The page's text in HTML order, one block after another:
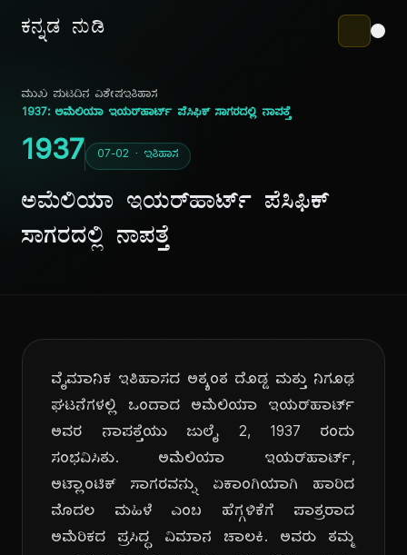
ಕನ್ನಡ ನುಡಿ
ಮುಖ ಪುಟದಿನ ವಿಶೇಷಇತಿಹಾಸ
1937: ಅಮೆಲಿಯಾ ಇಯರ್‌ಹಾರ್ಟ್ ಪೆಸಿಫಿಕ್ ಸಾಗರದಲ್ಲಿ ನಾಪತ್ತೆ
1937 07-02 · ಇತಿಹಾಸ
ಅಮೆಲಿಯಾ ಇಯರ್‌ಹಾರ್ಟ್ ಪೆಸಿಫಿಕ್
ಸಾಗರದಲ್ಲಿ ನಾಪತ್ತೆ
ವೈಮಾನಿಕ ಇತಿಹಾಸದ ಅತ್ಯಂತ ದೊಡ್ಡ ಮತ್ತು ನಿಗೂಢ
ಘಟನೆಗಳಲ್ಲಿ ಒಂದಾದ ಅಮೆಲಿಯಾ ಇಯರ್‌ಹಾರ್ಟ್
ಅವರ ನಾಪತ್ತೆಯು ಜುಲೈ 2, 1937 ರಂದು
ಸಂಭವಿಸಿತು. ಅಮೆಲಿಯಾ ಇಯರ್‌ಹಾರ್ಟ್,
ಅಟ್ಲಾಂಟಿಕ್ ಸಾಗರವನ್ನು ಏಕಾಂಗಿಯಾಗಿ ಹಾರಿದ
ಮೊದಲ ಮಹಿಳೆ ಎಂಬ ಹೆಗ್ಗಳಿಕೆಗೆ ಪಾತ್ರರಾದ
ಅಮೆರಿಕದ ಪ್ರಸಿದ್ಧ ವಿಮಾನ ಚಾಲಕಿ. ಅವರು ತಮ್ಮ